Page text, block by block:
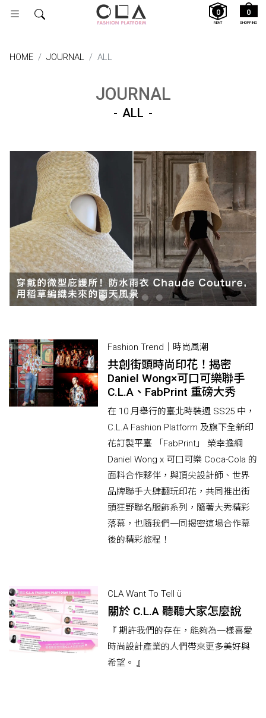
SHOPPING
0
RENT
0
HOME JOURNAL ALL
JOURNAL
ALL
Fashion Trend｜時尚風潮
共創街頭時尚印花！揭密
Daniel Wong×可口可樂聯手
C.L.A、FabPrint 重磅大秀
在 10 月舉行的臺北時裝週 SS25 中，
C.L.A Fashion Platform 及旗下全新印
花訂製平臺 「FabPrint」 榮幸擔綱
Daniel Wong x 可口可樂 Coca-Cola 的
面料合作夥伴，與頂尖設計師、世界
品牌聯手大肆翻玩印花，共同推出街
頭狂野聯名服飾系列，隨著大秀精彩
落幕，也隨我們一同揭密這場合作幕
後的精彩旅程！
CLA Want To Tell ü
關於 C.L.A 聽聽大家怎麼說
『 期許我們的存在，能夠為一樣喜愛
時尚設計產業的人們帶來更多美好與
希望。 』